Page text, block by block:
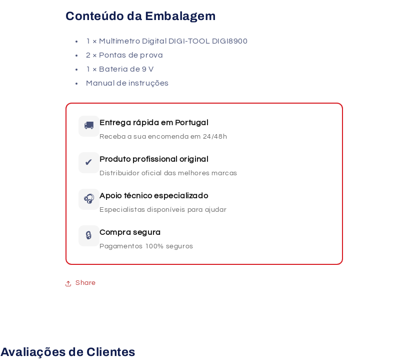
Conteúdo da Embalagem
1 × Multímetro Digital DIGI-TOOL DIGI8900
2 × Pontas de prova
1 × Bateria de 9 V
Manual de instruções
🚚 Entrega rápida em Portugal
Receba a sua encomenda em 24/48h
✔ Produto profissional original
Distribuidor oficial das melhores marcas
🎧 Apoio técnico especializado
Especialistas disponíveis para ajudar
🔒 Compra segura
Pagamentos 100% seguros
Share
Avaliações de Clientes